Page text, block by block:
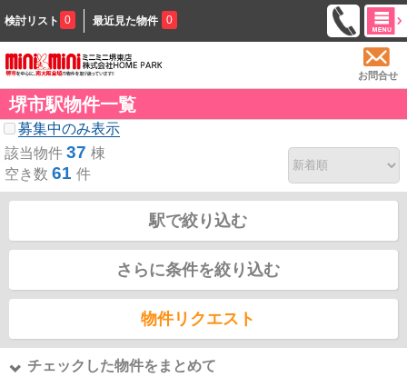
検討リスト 0 最近見た物件 0
お問合せ
堺市駅物件一覧
募集中のみ表示
該当物件 37 棟
空き数 61 件
駅で絞り込む
さらに条件を絞り込む
物件リクエスト
チェックした物件をまとめて